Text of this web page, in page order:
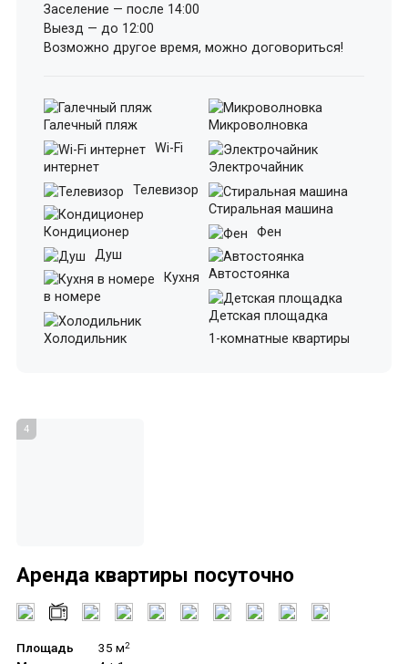
Заселение — после 14:00
Выезд — до 12:00
Возможно другое время, можно договориться!
Галечный пляж
Wi-Fi
интернет
Телевизор
Кондиционер
Душ
Кухня
в номере
Холодильник
Микроволновка
Электрочайник
Стиральная машина
Фен
Автостоянка
Детская площадка
1-комнатные квартиры
4
Аренда квартиры посуточно
Площадь 35 м2